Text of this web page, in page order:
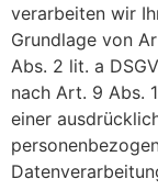
verarbeiten wir
Grundlage von
Abs. 2 lit. a
nach Art. 9 Abs.
einer